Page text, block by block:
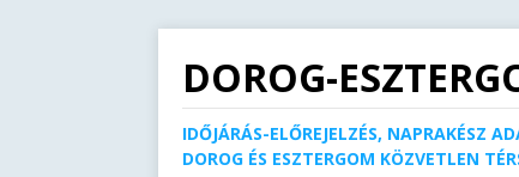
DOROG-
IDŐJÁRÁS-ELŐREJELZÉS, NAPRAKÉSZ
DOROG ÉS ESZTERGOM KÖZVETLEN